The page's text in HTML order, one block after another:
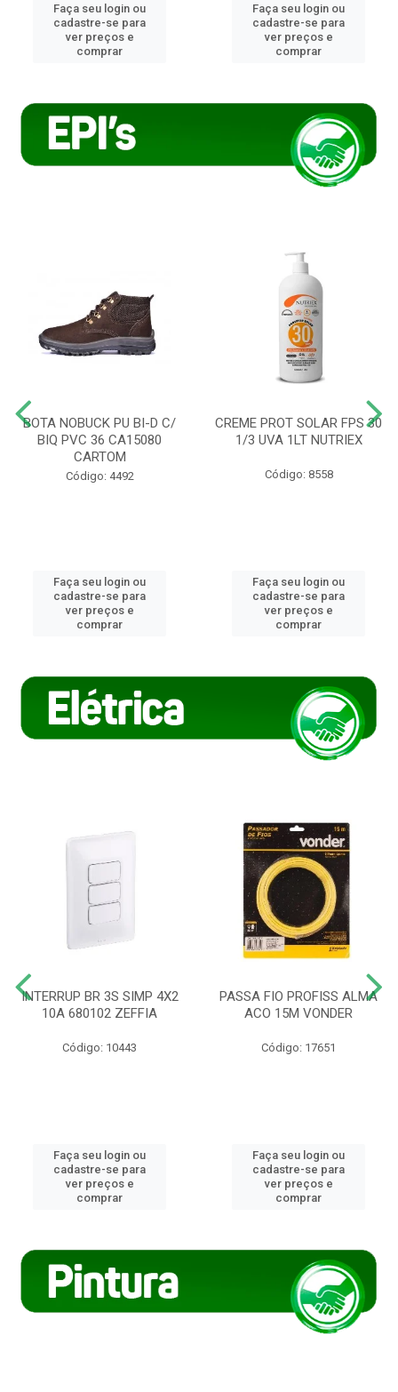
Faça seu login ou
cadastre-se para
ver preços e
comprar
Faça seu login ou
cadastre-se para
ver preços e
comprar
BOTA NOBUCK PU BI-D C/
BIQ PVC 36 CA15080
CARTOM
Código: 4492
Faça seu login ou
cadastre-se para
ver preços e
comprar
CREME PROT SOLAR FPS 30
1/3 UVA 1LT NUTRIEX
Código: 8558
Faça seu login ou
cadastre-se para
ver preços e
comprar
INTERRUP BR 3S SIMP 4X2
10A 680102 ZEFFIA
Código: 10443
Faça seu login ou
cadastre-se para
ver preços e
comprar
PASSA FIO PROFISS ALMA
ACO 15M VONDER
Código: 17651
Faça seu login ou
cadastre-se para
ver preços e
comprar